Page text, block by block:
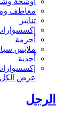
معاطف
تنانير
أحزمة
ملابس
أحذية
عرض الكل
الرجل